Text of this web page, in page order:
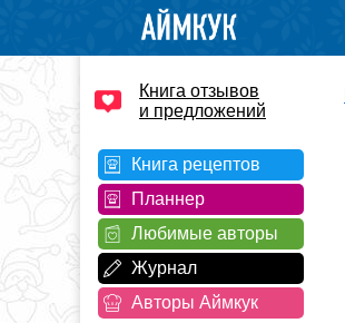
Книга отзывов
и предложений
Книга рецептов
Планнер
Любимые авторы
Журнал
Авторы Аймкук